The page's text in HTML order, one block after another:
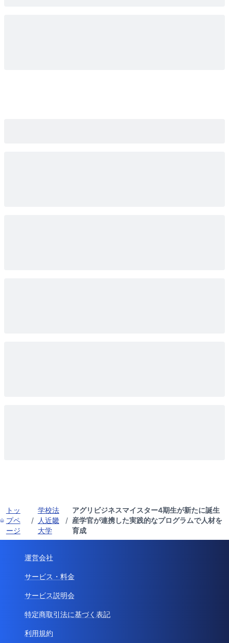
トッ
プペ
ージ
/
学校法
人近畿
大学
/
アグリビジネスマイスター4期生が新たに誕生
産学官が連携した実践的なプログラムで人材を
育成
運営会社
サービス・料金
サービス説明会
特定商取引法に基づく表記
利用規約